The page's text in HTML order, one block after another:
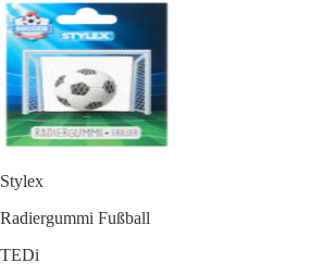
Stylex
Radiergummi Fußball
TEDi